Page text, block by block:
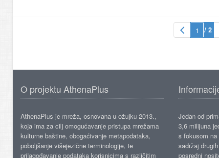
/ 2
O projektu AthenaPlus
AthenaPlus je mreža, osnovana u ožujku 2013.,
koja ima za cilj omogućavanje pristupa mrežama
kulturne baštine, obogaćivanje metapodataka,
poboljšanje višejezične terminologije, te
prilagođavanje podataka korisnicima s različitim
Jedan od
3,6 milijuna
s fokusom
sadržaj
posredni